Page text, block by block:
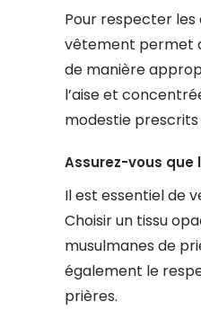
Pour respecter
vêtement permet
de manière
l’aise et
modestie prescrits
Assurez-vous
Il est essentiel de
Choisir un tissu
musulmanes de
également le
prières.